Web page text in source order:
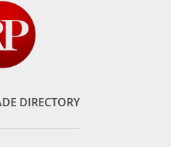
DIRECTORY